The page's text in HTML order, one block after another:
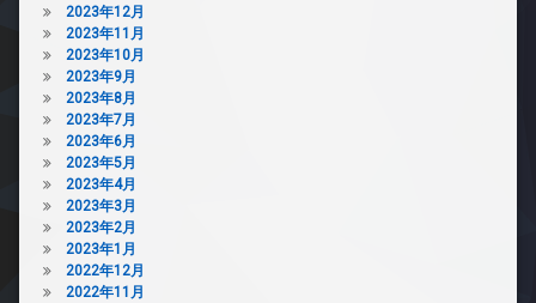
2023年12月
2023年11月
2023年10月
2023年9月
2023年8月
2023年7月
2023年6月
2023年5月
2023年4月
2023年3月
2023年2月
2023年1月
2022年12月
2022年11月